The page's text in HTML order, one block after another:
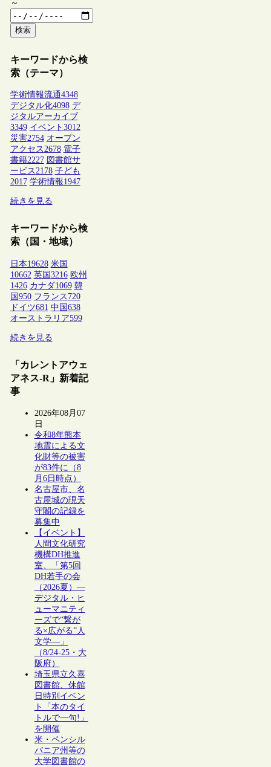
～
検索
キーワードから検
索（テーマ）
学術情報流通4348
デジタル化4098 デ
ジタルアーカイブ
3349 イベント 3012
災害2754 オープン
アクセス 2678 電子
書籍2227 図書館サ
ービス 2178 子ども
2017 学術情報1947
続きを見る
キーワードから検
索（国・地域）
日本19628 米国
10662 英国3216 欧州
1426 カナダ1069 韓
国950 フランス 720
ドイツ681 中国638
オーストラリア599
続きを見る
「カレントアウェ
アネス-R」新着記
事
2026年08月07
日
令和8年熊本
地震による文
化財等の被害
が83件に（8
月6日時点）
名古屋市、名
古屋城の現天
守閣の記録を
募集中
【イベント】
人間文化研究
機構DH推進
室、「第5回
DH若手の会
（2026夏）―
デジタル・ヒ
ューマニティ
ーズで“繋が
る×広がる”人
文学―」
（8/24-25・大
阪府）
埼玉県立久喜
図書館、休館
日特別イベン
ト「本のタイ
トルで一句!」
を開催
米・ペンシル
バニア州等の
大学図書館の